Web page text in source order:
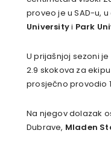
proveo je u SAD-u,
Universityi Park
U prijašnjoj sezoni
2.9 skokova za ekipu
prosječno provodio
Na njegov dolazak
Dubrave, Mladen